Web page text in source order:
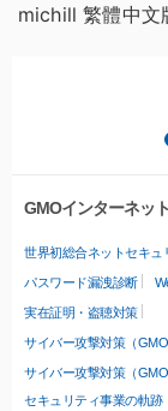
michill 繁體中文
GMOインターネッ
世界初総合ネットセキュ
パスワード漏洩診断
実在証明・盗聴対策
サイバー攻撃対策（
サイバー攻撃対策（GMO
セキュリティ事業の軌跡